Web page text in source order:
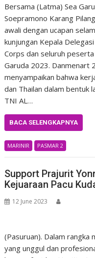
Bersama (Latma) Sea
Soepramono Karang
awali dengan ucapan
kunjungan Kepala
Corps dan seluruh
Garuda 2023. Danmenart
menyampaikan bahwa
dan Thailan dalam bentuk
TNI AL…
BACA SELENGKAPNYA
MARINIR PASMAR 2
Support Prajurit
Kejuaraan Pacu
12 June 2023
(Pasuruan). Dalam rangka
yang unggul dan